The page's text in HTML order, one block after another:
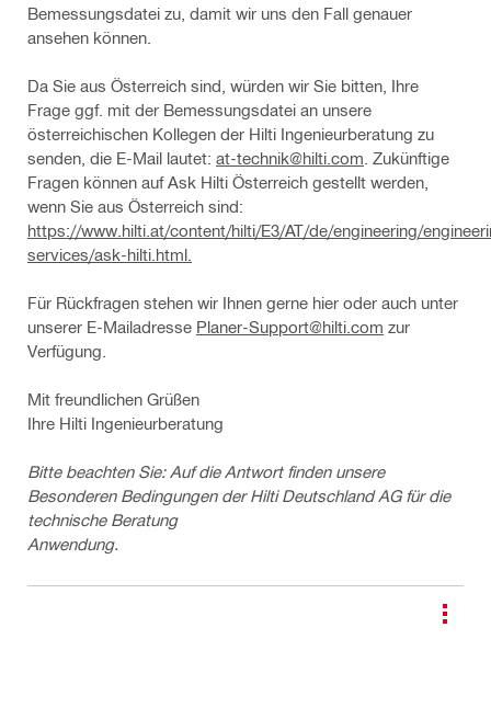
Bemessungsdatei zu, damit wir uns den Fall genauer
ansehen können.
Da Sie aus Österreich sind, würden wir Sie bitten, Ihre
Frage ggf. mit der Bemessungsdatei an unsere
österreichischen Kollegen der Hilti Ingenieurberatung zu
senden, die E-Mail lautet: at-technik@hilti.com . Zukünftige
Fragen können auf Ask Hilti Österreich gestellt werden,
wenn Sie aus Österreich sind:
https://www.hilti.at/content/hilti/E3/AT/de/engineering/
services/ask-hilti.html.
Für Rückfragen stehen wir Ihnen gerne hier oder auch unter
unserer E-Mailadresse Planer-Support@hilti.com zur
Verfügung.
Mit freundlichen Grüßen
Ihre Hilti Ingenieurberatung
Bitte beachten Sie: Auf die Antwort finden unsere
Besonderen Bedingungen der Hilti Deutschland AG für die
technische Beratung
Anwendung.